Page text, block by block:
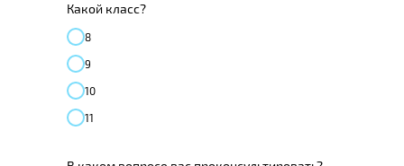
Какой класс?
8
9
10
11